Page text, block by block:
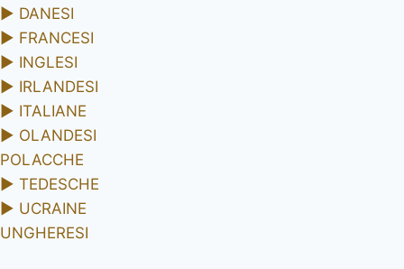
► DANESI
► FRANCESI
► INGLESI
► IRLANDESI
► ITALIANE
► OLANDESI
POLACCHE
► TEDESCHE
► UCRAINE
UNGHERESI